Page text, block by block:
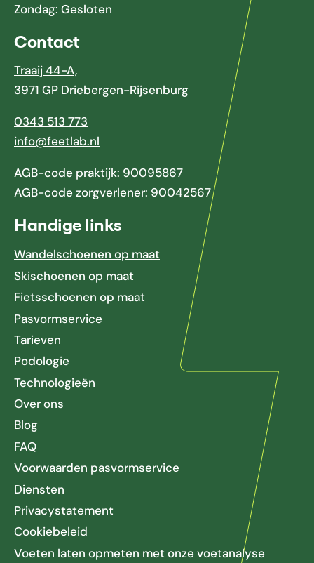
Zondag: Gesloten
Contact
Traaij 44-A,
3971 GP Driebergen-Rijsenburg
0343 513 773
info@feetlab.nl
AGB-code praktijk: 90095867
AGB-code zorgverlener: 90042567
Handige links
Wandelschoenen op maat
Skischoenen op maat
Fietsschoenen op maat
Pasvormservice
Tarieven
Podologie
Technologieën
Over ons
Blog
FAQ
Voorwaarden pasvormservice
Diensten
Privacystatement
Cookiebeleid
Voeten laten opmeten met onze voetanalyse